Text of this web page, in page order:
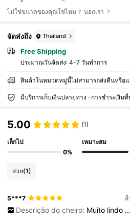
ไม่ใช่ขนาดของคุณใช่ไหม？ บอกเรา
จัดส่งถึง Thailand
Free Shipping
ประมาณวันจัดส่ง: 4-7 วันทำการ
สินค้าในหมวดหมู่นี้ไม่สามารถส่งคืนหรือแ
5.00 (1)
เล็กไป
0%
เหมาะสม
สวย(1)
5***7 สี
Descrição do cheiro: Muito lindo ...